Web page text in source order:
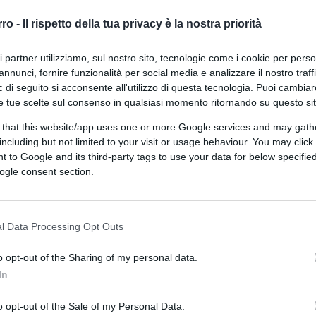
- Il rispetto della tua privacy è la nostra priorità
partner utilizziamo, sul nostro sito, tecnologie come i cookie per
fornire funzionalità per social media e analizzare il nostro
di seguito si acconsente all'utilizzo di questa tecnologia. Puoi
tue scelte sul consenso in qualsiasi momento ritornando su questo
that this website/app uses one or more Google services and may
but not limited to your visit or usage behaviour. You may
to Google and its third-party tags to use your data for below
consent section.
Data Processing Opt Outs
opt-out of the Sharing of my personal data.
opt-out of the Sale of my Personal Data.
su Google CLICCA QUI
parlano di listini sotto pressione e
dalla Germania che perde la sua